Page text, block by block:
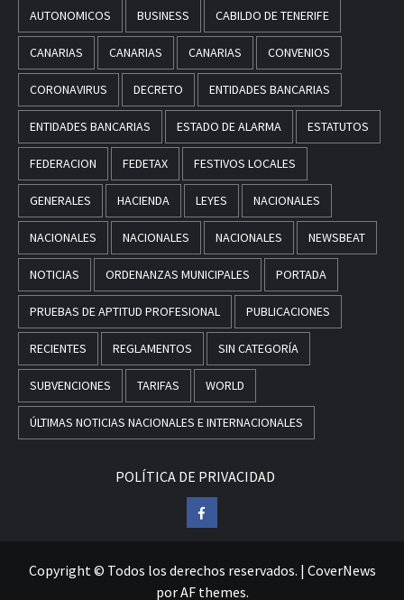
AUTONOMICOS BUSINESS CABILDO DE TENERIFE
CANARIAS CANARIAS CANARIAS CONVENIOS
CORONAVIRUS DECRETO ENTIDADES BANCARIAS
ENTIDADES BANCARIAS ESTADO DE ALARMA ESTATUTOS
FEDERACION FEDETAX FESTIVOS LOCALES
GENERALES HACIENDA LEYES NACIONALES
NACIONALES NACIONALES NACIONALES NEWSBEAT
NOTICIAS ORDENANZAS MUNICIPALES PORTADA
PRUEBAS DE APTITUD PROFESIONAL PUBLICACIONES
RECIENTES REGLAMENTOS SIN CATEGORÍA
SUBVENCIONES TARIFAS WORLD
ÚLTIMAS NOTICIAS NACIONALES E INTERNACIONALES
POLÍTICA DE PRIVACIDAD
Facebook
Copyright © Todos los derechos reservados. | CoverNews
por AF themes.